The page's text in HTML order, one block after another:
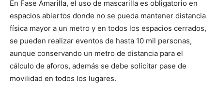
audio
En Fase Amarilla, el uso de mascarilla es obligatorio en
espacios abiertos donde no se pueda mantener distancia
física mayor a un metro y en todos los espacios cerrados,
se pueden realizar eventos de hasta 10 mil personas,
aunque conservando un metro de distancia para el
cálculo de aforos, además se debe solicitar pase de
movilidad en todos los lugares.